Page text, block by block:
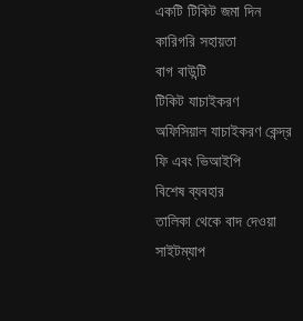
একটি টিকিট জমা দিন
কারিগরি সহায়তা
বাগ বাউন্টি
টিকিট যাচাইকরণ
অফিসিয়াল যাচাইকরণ কেন্দ্র
ফি এবং ভিআইপি
বিশেষ ব্যবহার
তালিকা থেকে বাদ দেওয়া
সাইটম্যাপ